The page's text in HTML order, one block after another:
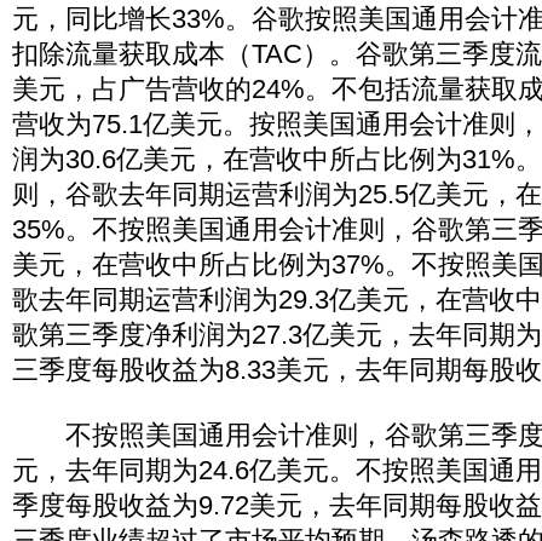
元，同比增长33%。谷歌按照美国通用会计
扣除流量获取成本（TAC）。谷歌第三季度
美元，占广告营收的24%。不包括流量获取
营收为75.1亿美元。按照美国通用会计准则
润为30.6亿美元，在营收中所占比例为31%
则，谷歌去年同期运营利润为25.5亿美元，
35%。不按照美国通用会计准则，谷歌第三
美元，在营收中所占比例为37%。不按照美
歌去年同期运营利润为29.3亿美元，在营收
歌第三季度净利润为27.3亿美元，去年同期
三季度每股收益为8.33美元，去年同期每股
不按照美国通用会计准则，谷歌第三季
元，去年同期为24.6亿美元。不按照美国通
季度每股收益为9.72美元，去年同期每股收